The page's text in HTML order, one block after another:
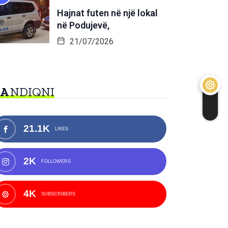
Hajnat futen në një lokal
në Podujevë,
21/07/2026
NDIQNI
21.1K LIKES
2K FOLLOWERS
4K SUBSCRIBERS